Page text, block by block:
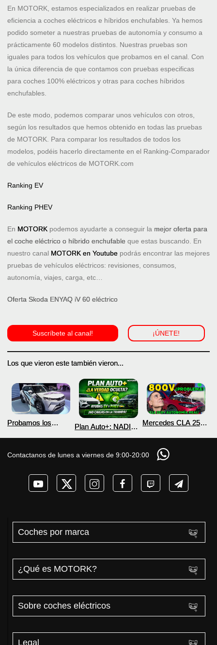
En MOTORK, estamos especializados en realizar pruebas de
eficiencia a coches eléctricos e híbridos enchufables. Ya hemos
podido someter a nuestras pruebas de autonomía y consumo a
prácticamente 60 modelos distintos. Nuestras pruebas son
iguales para todos los vehículos que probamos en el canal. Con
la única diferencia de que contamos con pruebas especificas
para coches 100% eléctricos y otras para coches híbridos
enchufables.
De este modo, podemos comparar unos vehículos con otros,
según los resultados que hemos obtenido en todas las pruebas
de MOTORK. Para comparar los resultados de todos los
modelos, podéis hacerlo directamente en el Ranking-Comparador
de vehículos eléctricos de MOTORK.com
Ranking EV
Ranking PHEV
En MOTORK podemos ayudarte a conseguir la mejor oferta para
el coche eléctrico o híbrido enchufable que estas buscando. En
nuestro canal MOTORK en Youtube podrás encontrar las mejores
pruebas de vehículos eléctricos: revisiones, consumos,
autonomía, viajes, carga, etc…
Oferta Skoda ENYAQ iV 60 eléctrico
Suscríbete al canal! ¡ÚNETE!
Los que vieron este también vieron...
Probamos los
DM-i y EV con más
Plan Auto+: NADIE
coches eléctricos y
PHEV 2026
Mercedes CLA 250+
COCHE que NO lo
necesita? PRUEBA
de AUTONOMÍA
Contactanos de lunes a viernes de 9:00-20:00
Coches por marca
¿Qué es MOTORK?
Sobre coches eléctricos
Legal